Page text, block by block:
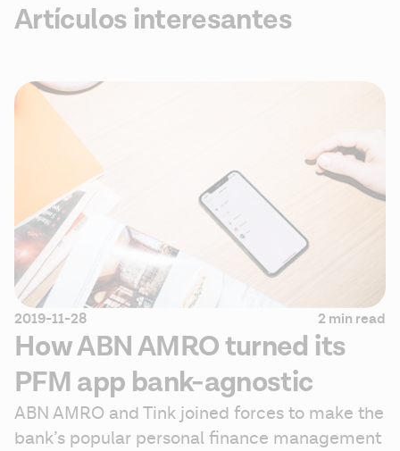
Artículos interesantes
2019-11-28 2 min read
How ABN AMRO turned its
PFM app bank-agnostic
ABN AMRO and Tink joined forces to make the
bank’s popular personal finance management